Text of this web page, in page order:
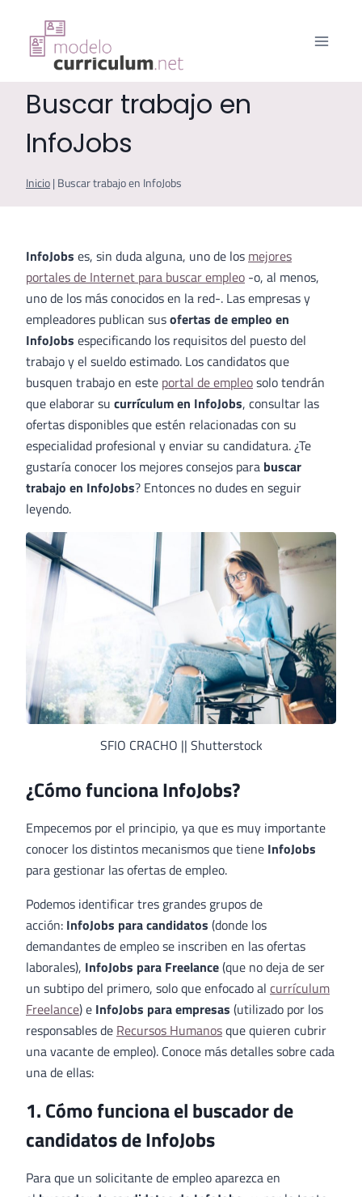
contenido
Buscar trabajo en
InfoJobs
Inicio | Buscar trabajo en InfoJobs
InfoJobs es, sin duda alguna, uno de los mejores
portales de Internet para buscar empleo -o, al menos,
uno de los más conocidos en la red-. Las empresas y
empleadores publican susofertas de empleo en
InfoJobs especificando los requisitos del puesto del
trabajo y el sueldo estimado. Los candidatos que
busquen trabajo en este portal de empleosolo tendrán
que elaborar su currículum en InfoJobs, consultar las
ofertas disponibles que estén relacionadas con su
especialidad profesional y enviar su candidatura. ¿Te
gustaría conocer los mejores consejos para buscar
trabajo en InfoJobs? Entonces no dudes en seguir
leyendo.
SFIO CRACHO || Shutterstock
¿Cómo funciona InfoJobs?
Empecemos por el principio, ya que es muy importante
conocer los distintos mecanismos que tiene InfoJobs
para gestionar las ofertas de empleo.
Podemos identificar tres grandes grupos de
acción: InfoJobs para candidatos (donde los
demandantes de empleo se inscriben en las ofertas
laborales), InfoJobs para Freelance(que no deja de ser
un subtipo del primero, solo que enfocado al currículum
Freelance) e InfoJobs para empresas (utilizado por los
responsables de Recursos Humanosque quieren cubrir
una vacante de empleo). Conoce más detalles sobre cada
una de ellas:
1. Cómo funciona el buscador de
candidatos de InfoJobs
Para que un solicitante de empleo aparezca en